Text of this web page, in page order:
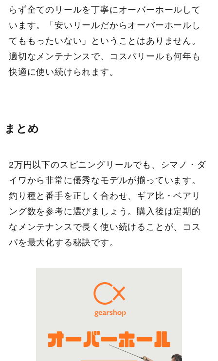
らず全てのリールを丁寧にオーバーホールして
います。「安いリールだからオーバーホールし
てももったいない」ということはありません。
適切なメンテナンスで、コスパリールも何年も
快適に使い続けられます。
まとめ
2万円以下のスピニングリールでも、シマノ・ダ
イワから非常に優秀なモデルが揃っています。
釣り種と番手を正しく合わせ、ギア比・ベアリ
ング数を参考に選びましょう。購入後は定期的
なメンテナンスで長く使い続けることが、コス
パを最大化する秘訣です。